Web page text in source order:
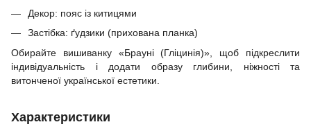
Декор: пояс із китицями
Застібка: ґудзики (прихована планка)
Обирайте вишиванку «Брауні (Гліцинія)», щоб підкреслити
індивідуальність і додати образу глибини, ніжності та
витонченої української естетики.
Характеристики